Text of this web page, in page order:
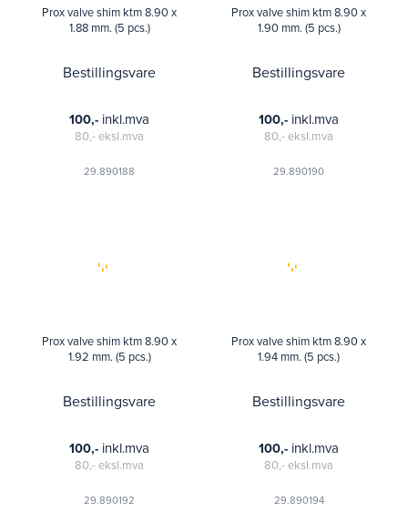
Prox valve shim ktm 8.90 x
1.88 mm. (5 pcs.)
Bestillingsvare
29.890188
100,- inkl.mva
80,-eksl.mva
Prox valve shim ktm 8.90 x
1.90 mm. (5 pcs.)
Bestillingsvare
29.890190
100,- inkl.mva
80,-eksl.mva
Prox valve shim ktm 8.90 x
1.92 mm. (5 pcs.)
Bestillingsvare
29.890192
100,- inkl.mva
80,-eksl.mva
Prox valve shim ktm 8.90 x
1.94 mm. (5 pcs.)
Bestillingsvare
29.890194
100,- inkl.mva
80,-eksl.mva